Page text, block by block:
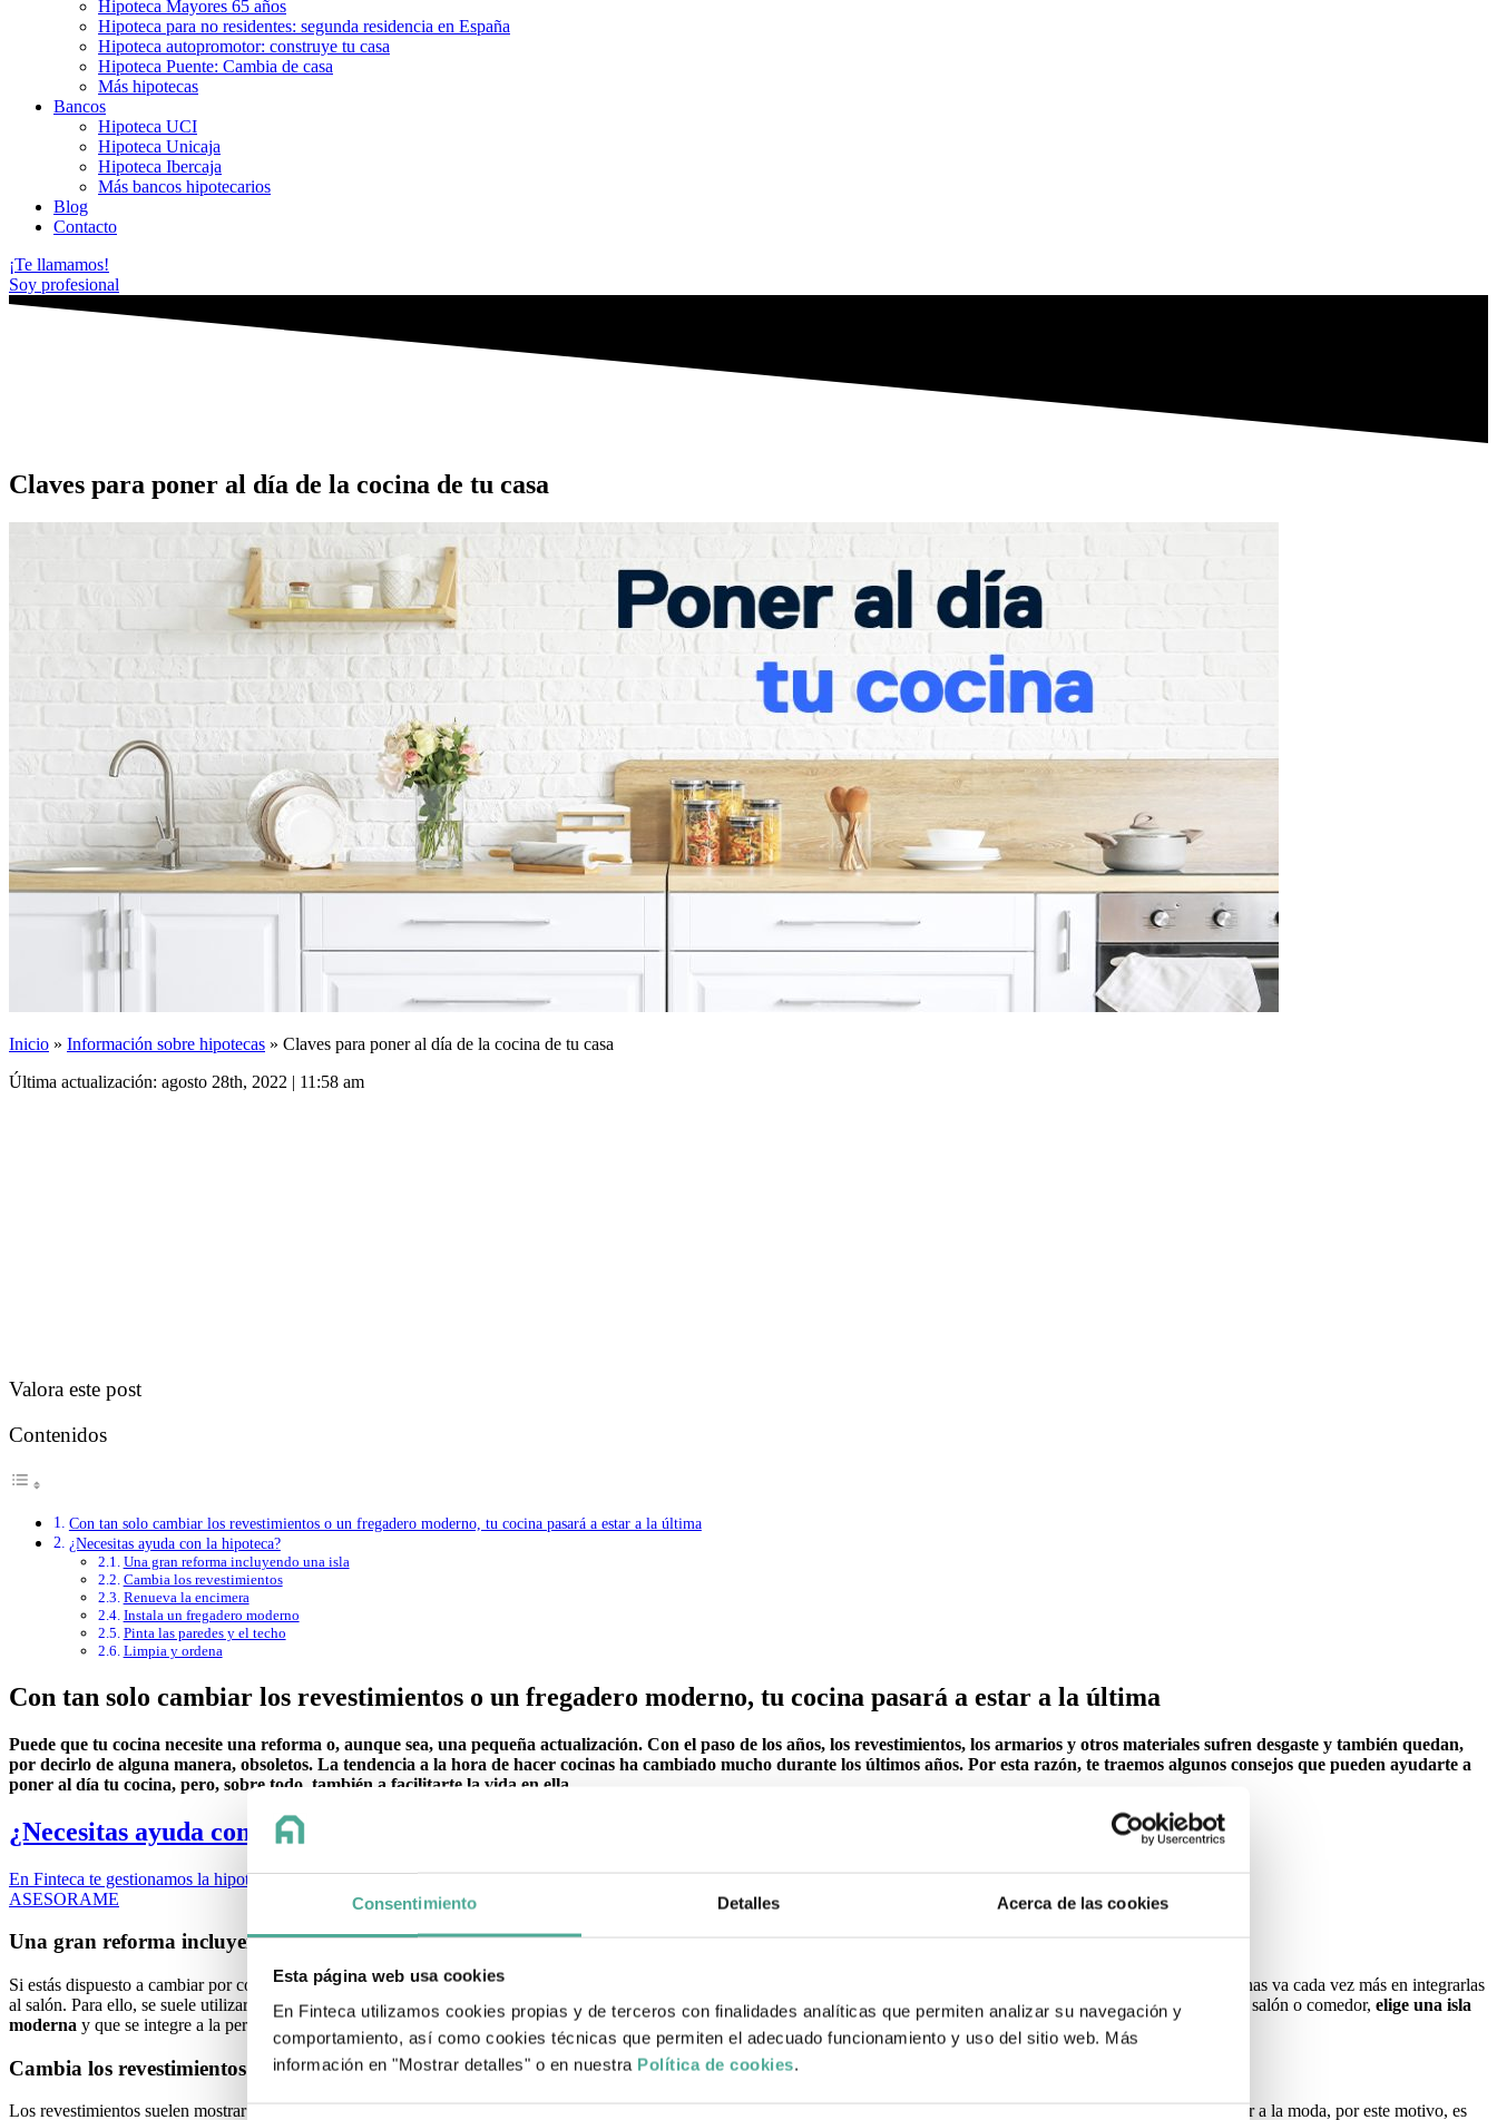
Consentimiento Detalles Acerca de las cookies
Esta página web usa cookies
En Finteca utilizamos cookies propias y de terceros con finalidades analíticas que permiten analizar su navegación y
comportamiento, así como cookies técnicas que permiten el adecuado funcionamiento y uso del sitio web. Más
información en "Mostrar detalles" o en nuestra Política de cookies.
Hipoteca Mayores 65 años
Hipoteca para no residentes: segunda residencia en España
Hipoteca autopromotor: construye tu casa
Hipoteca Puente: Cambia de casa
Más hipotecas
Bancos
Hipoteca UCI
Hipoteca Unicaja
Hipoteca Ibercaja
Más bancos hipotecarios
Blog
Contacto
¡Te llamamos!
Soy profesional
Claves para poner al día de la cocina de tu casa
Inicio » Información sobre hipotecas » Claves para poner al día de la cocina de tu casa
Última actualización: agosto 28th, 2022 | 11:58 am
Valora este post
Contenidos
Con tan solo cambiar los revestimientos o un fregadero moderno, tu cocina pasará a estar a la última
¿Necesitas ayuda con la hipoteca?
Una gran reforma incluyendo una isla
Cambia los revestimientos
Renueva la encimera
Instala un fregadero moderno
Pinta las paredes y el techo
Limpia y ordena
Con tan solo cambiar los revestimientos o un fregadero moderno, tu cocina pasará a estar a la última
Puede que tu cocina necesite una reforma o, aunque sea, una pequeña actualización. Con el paso de los años, los revestimientos, los armarios y otros materiales sufren desgaste y también quedan,
por decirlo de alguna manera, obsoletos. La tendencia a la hora de hacer cocinas ha cambiado mucho durante los últimos años. Por esta razón, te traemos algunos consejos que pueden ayudarte a
poner al día tu cocina, pero, sobre todo, también a facilitarte la vida en ella.
¿Necesitas ayuda con la hipoteca?
En Finteca te gestionamos la hipoteca de principio a fin, además te aseguramos que firmes las mejores condiciones para ti
ASESORAME
Una gran reforma incluyendo una isla
Si estás dispuesto a cambiar por completo la visión de tu casa y hacer una gran reforma, una de las mejores cosas es decantarte por el
. La tendencia en las cocinas va cada vez más en integrarlas
al salón. Para ello, se suele utilizar mucho una isla, que, a parte de separar los dos ambientes, también se convierte en un elemento decorativo. Si te decantas por abrir la cocina al salón o comedor, elige una isla
moderna y que se integre a la perfección con ambos espacios.
Cambia los revestimientos
Los revestimientos suelen mostrar “la edad” de una cocina. Con el paso del tiempo se desgastan y no quedan del todo estéticos. A parte, también puede suceder que dejen de estar a la moda, por este motivo, es